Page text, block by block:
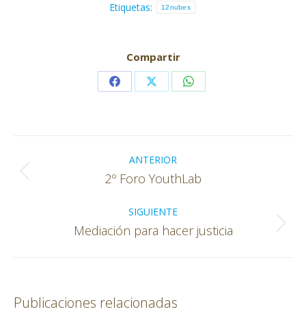
Etiquetas:
12nubes
Compartir
Share Share Share
entre
publicaciones
ANTERIOR
Publicación
2º Foro YouthLab
SIGUIENTE
Publicación
Mediación para hacer justicia
Publicaciones relacionadas